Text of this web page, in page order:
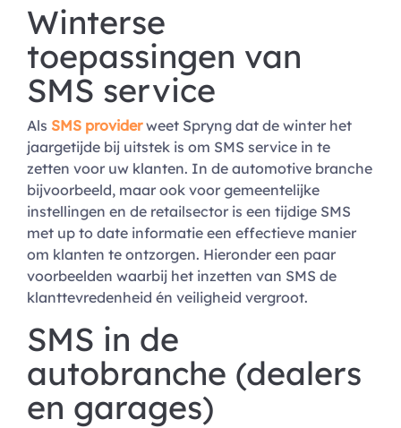
Winterse
toepassingen van
SMS service
Als SMS providerweet Spryng dat de winter het
jaargetijde bij uitstek is om SMS service in te
zetten voor uw klanten. In de automotive branche
bijvoorbeeld, maar ook voor gemeentelijke
instellingen en de retailsector is een tijdige SMS
met up to date informatie een effectieve manier
om klanten te ontzorgen. Hieronder een paar
voorbeelden waarbij het inzetten van SMS de
klanttevredenheid én veiligheid vergroot.
SMS in de
autobranche (dealers
en garages)